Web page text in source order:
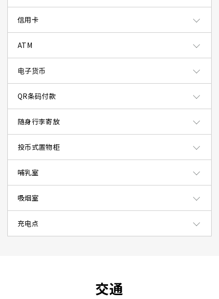
信用卡
ATM
电子货币
QR条码付款
随身行李寄放
投币式置物柜
哺乳室
吸烟室
充电点
交通